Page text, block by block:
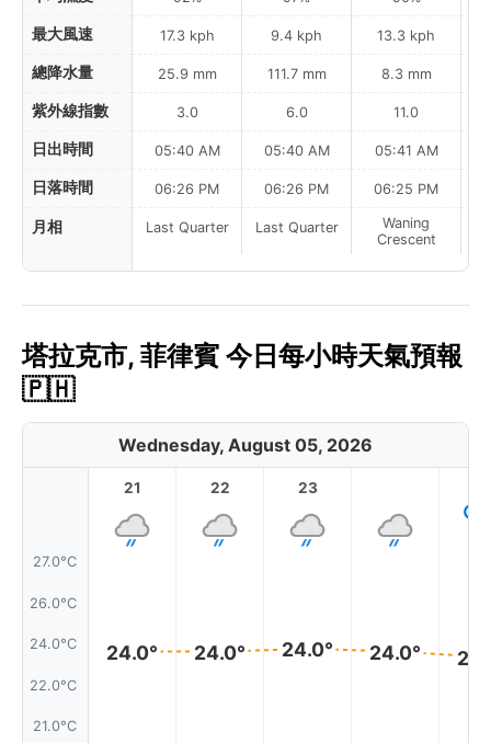
最大風速
總降水量
紫外線指數
日出時間
日落時間
月相
17.3 kph
25.9 mm
3.0
05:40 AM
06:26 PM
Last Quarter
9.4 kph
111.7 mm
6.0
05:40 AM
06:26 PM
Last Quarter
13.3 kph
8.3 mm
11.0
05:41 AM
06:25 PM
Waning
Crescent
塔拉克市, 菲律賓 今日每小時天氣預報
🇵🇭
Wednesday, August 05, 2026
27.0°C
26.0°C
24.0°C
22.0°C
21.0°C
21
24.0°
22
24.0°
23
24.0° 24.0°